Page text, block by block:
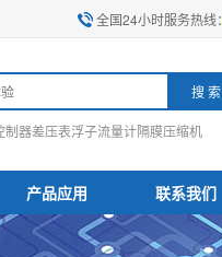
全国24小时服务热线：
制器差压表浮子流量计隔膜压缩机
产品应用 联系我们